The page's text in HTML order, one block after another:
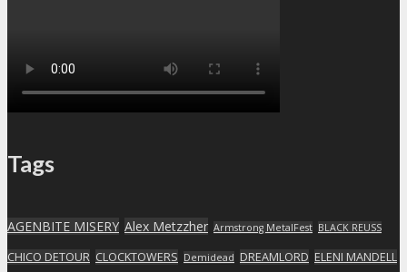
Tags
AGENBITE MISERY Alex Metzzher Armstrong MetalFest BLACK REUSS
CHICO DETOUR CLOCKTOWERS Demidead DREAMLORD ELENI MANDELL